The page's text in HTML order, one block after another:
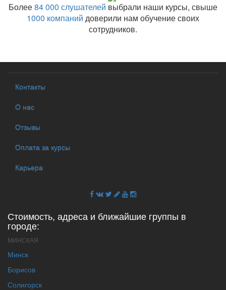
Более84 000 слушателей выбрали наши курсы, свыше
1000 компаний доверили нам обучение своих
сотрудников.
Контакты
О нас
Отзывы
Оплата за курсы
Карьера
Стоимость, адреса и ближайшие группы в
городе:
МИНСКАЯ
Минск
Борисов
Солигорск